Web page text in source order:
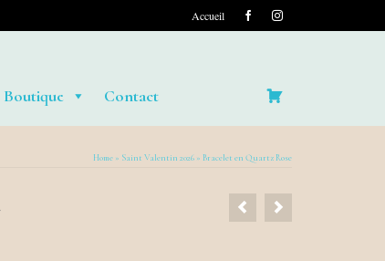
Accueil
Boutique Contact
Home » Saint Valentin 2026 » Bracelet en Quartz Rose